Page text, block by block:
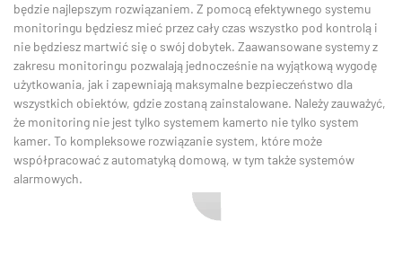
będzie najlepszym rozwiązaniem. Z pomocą efektywnego systemu
monitoringu będziesz mieć przez cały czas wszystko pod kontrolą i
nie będziesz martwić się o swój dobytek. Zaawansowane systemy z
zakresu monitoringu pozwalają jednocześnie na wyjątkową wygodę
użytkowania, jak i zapewniają maksymalne bezpieczeństwo dla
wszystkich obiektów, gdzie zostaną zainstalowane. Należy zauważyć,
że monitoring nie jest tylko systemem kamerto nie tylko system
kamer. To kompleksowe rozwiązanie system, które może
współpracować z automatyką domową, w tym także systemów
alarmowych.